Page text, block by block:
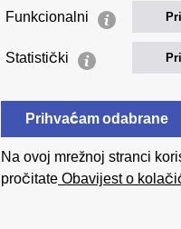
Funkcionalni
Statistički
Prihvaćam odabrane
Na ovoj mrežnoj stranci
pročitateObavijest o